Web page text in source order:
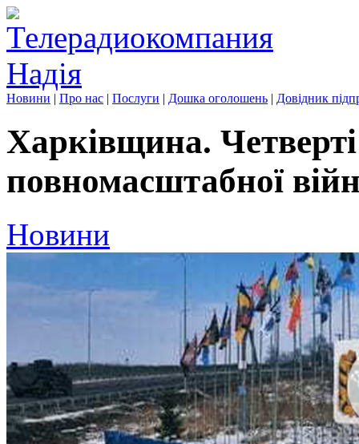
Новини | Про нас | Послуги | Дошка оголошень | Довідник
Харківщина.
повномасштабної
Новини